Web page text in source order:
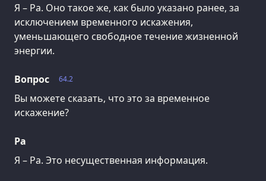
Я – Ра. Оно такое же, как было указано ранее, за
исключением временного искажения,
уменьшающего свободное течение жизненной
энергии.
64.2
Вопрос
Вы можете сказать, что это за временное
искажение?
Ра
Я – Ра. Это несущественная информация.